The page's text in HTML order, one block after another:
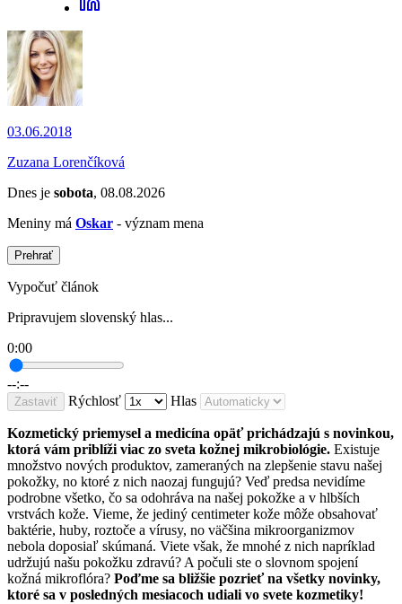
03.06.2018
Zuzana Lorenčíková
Dnes je sobota, 08.08.2026
Meniny má Oskar - význam mena
Prehrať
Vypočuť článok
Pripravujem slovenský hlas...
0:00
--:--
Zastaviť Rýchlosť Hlas
Kozmetický priemysel a medicína opäť prichádzajú s novinkou,
ktorá vám priblíži viac zo sveta kožnej mikrobiológie. Existuje
množstvo nových produktov, zameraných na zlepšenie stavu našej
pokožky, no ktoré z nich naozaj fungujú? Veď predsa nevidíme
podrobne všetko, čo sa odohráva na našej pokožke a v hlbších
vrstvách kože. Vieme, že jediný centimeter kože môže obsahovať
baktérie, huby, roztoče a vírusy, no väčšina mikroorganizmov
nebola doposiaľ skúmaná. Viete však, že mnohé z nich napríklad
udržujú našu pokožku zdravú? A počuli ste o slovnom spojení
kožná mikroflóra? Poďme sa bližšie pozrieť na všetky novinky,
ktoré sa v posledných mesiacoch udiali vo svete kozmetiky!